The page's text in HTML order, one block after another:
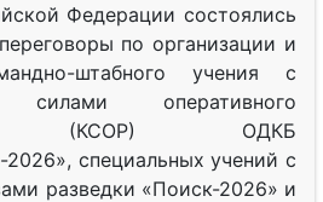
Федерации состоялись
по организации и
штабного учения с
силами оперативного
(КСОР) ОДКБ
специальных учений с
разведки «Поиск-2026» и